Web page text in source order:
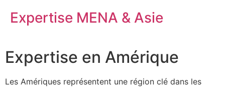
Expertise MENA & Asie
Expertise en Amérique
Les Amériques représentent une région clé dans les